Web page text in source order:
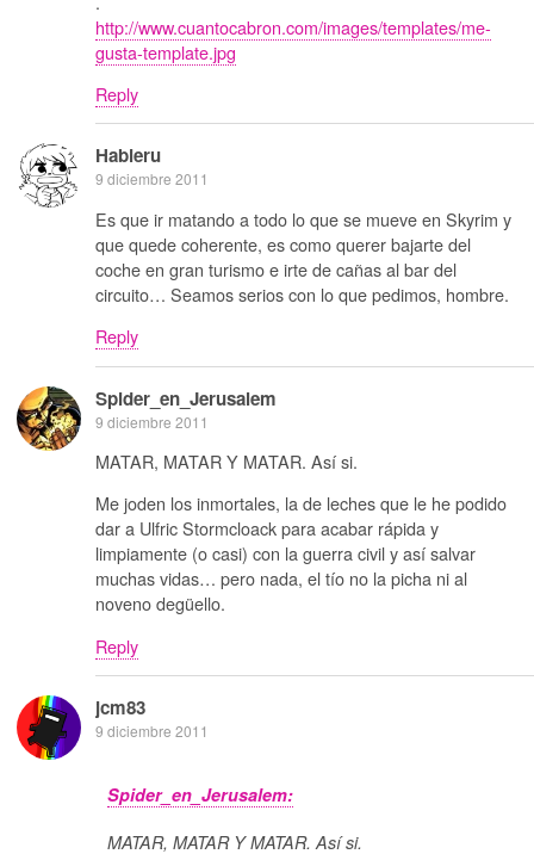
http://www.cuantocabron.com/images/templates/me-
gusta-template.jpg
Reply
Habieru
9 diciembre 2011
Es que ir matando a todo lo que se mueve en Skyrim y
que quede coherente, es como querer bajarte del
coche en gran turismo e irte de cañas al bar del
circuito… Seamos serios con lo que pedimos, hombre.
Reply
Spider_en_Jerusalem
9 diciembre 2011
MATAR, MATAR Y MATAR. Así si.
Me joden los inmortales, la de leches que le he podido
dar a Ulfric Stormcloack para acabar rápida y
limpiamente (o casi) con la guerra civil y así salvar
muchas vidas… pero nada, el tío no la picha ni al
noveno degüello.
Reply
jcm83
9 diciembre 2011
Spider_en_Jerusalem:
MATAR, MATAR Y MATAR. Así si.